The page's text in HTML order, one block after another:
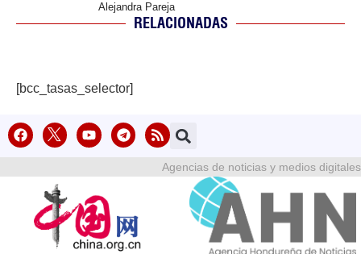
Alejandra Pareja
RELACIONADAS
[bcc_tasas_selector]
Agencias de noticias y medios digitales